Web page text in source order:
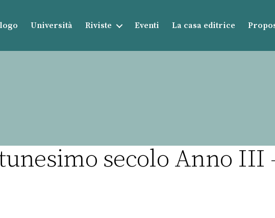
Università Riviste Eventi La casa editrice
secolo Anno III